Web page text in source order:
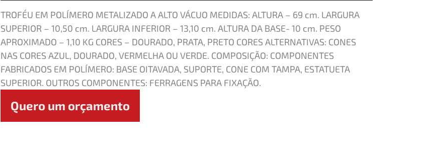
TROFÉU EM POLÍMERO METALIZADO A ALTO VÁCUO MEDIDAS: ALTURA – 69 cm. LARGURA
SUPERIOR – 10,50 cm. LARGURA INFERIOR – 13,10 cm. ALTURA DA BASE- 10 cm. PESO
APROXIMADO – 1,10 KG CORES – DOURADO, PRATA, PRETO CORES ALTERNATIVAS: CONES
NAS CORES AZUL, DOURADO, VERMELHA OU VERDE. COMPOSIÇÃO: COMPONENTES
FABRICADOS EM POLÍMERO: BASE OITAVADA, SUPORTE, CONE COM TAMPA, ESTATUETA
SUPERIOR. OUTROS COMPONENTES: FERRAGENS PARA FIXAÇÃO.
Quero um orçamento